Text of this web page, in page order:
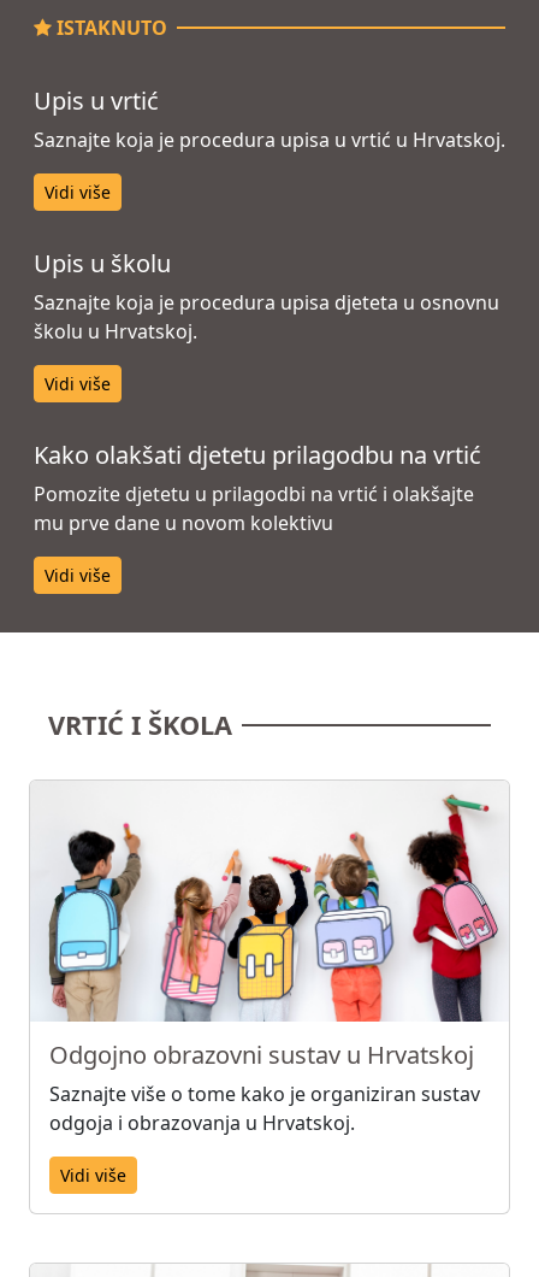
ISTAKNUTO
Upis u vrtić
Saznajte koja je procedura upisa u vrtić u Hrvatskoj.
Vidi više
Upis u školu
Saznajte koja je procedura upisa djeteta u osnovnu
školu u Hrvatskoj.
Vidi više
Kako olakšati djetetu prilagodbu na vrtić
Pomozite djetetu u prilagodbi na vrtić i olakšajte
mu prve dane u novom kolektivu
Vidi više
VRTIĆ I ŠKOLA
Odgojno obrazovni sustav u Hrvatskoj
Saznajte više o tome kako je organiziran sustav
odgoja i obrazovanja u Hrvatskoj.
Vidi više